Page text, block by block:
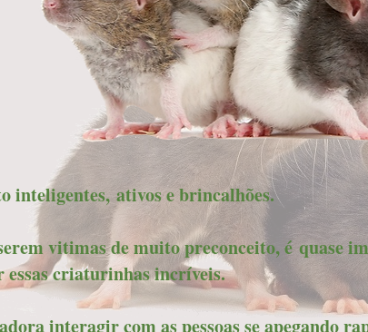
inteligentes, ativos e brincalhões.
vitimas de muito preconceito, é quase
essas criaturinhas incríveis.
interagir com as pessoas se apegando